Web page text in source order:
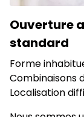
Ouverture
standard
Forme
Combinaisons
Localisation